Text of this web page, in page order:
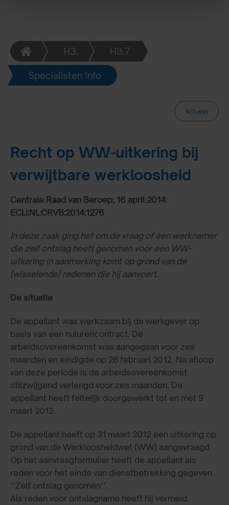
H3. H3.7.
Specialisten Info
Actueel
Recht op WW-uitkering bij
verwijtbare werkloosheid
Centrale Raad van Beroep; 16 april 2014:
ECLI:NL:CRVB:2014:1276
In deze zaak ging het om de vraag of een werknemer
die zelf ontslag heeft genomen voor een WW-
uitkering in aanmerking komt op grond van de
(wisselende) redenen die hij aanvoert.
De situatie
De appellant was werkzaam bij de werkgever op
basis van een nulurencontract. De
arbeidsovereenkomst was aangegaan voor zes
maanden en eindigde op 28 februari 2012. Na afloop
van deze periode is de arbeidsovereenkomst
stilzwijgend verlengd voor zes maanden. De
appellant heeft feitelijk doorgewerkt tot en met 9
maart 2012.
De appellant heeft op 31 maart 2012 een uitkering op
grond van de Werkloosheidwet (WW) aangevraagd.
Op het aanvraagformulier heeft de appellant als
reden voor het einde van dienstbetrekking gegeven
‘’Zelf ontslag genomen’’.
Als reden voor ontslagname heeft hij vermeld: